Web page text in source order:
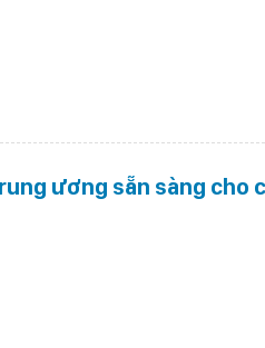
ương sẵn sàng cho